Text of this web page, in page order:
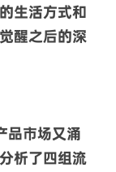
生活方式和
醒之后的深
品市场又涌
析了四组流